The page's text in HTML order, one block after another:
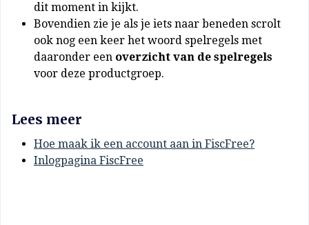
dit moment in kijkt.
Bovendien zie je als je iets naar beneden scrolt
ook nog een keer het woord spelregels met
daaronder een overzicht van de spelregels
voor deze productgroep.
Lees meer
Hoe maak ik een account aan in FiscFree?
Inlogpagina FiscFree